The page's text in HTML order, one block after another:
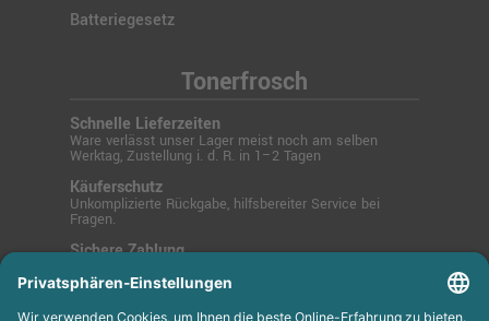
Batteriegesetz
Tonerfrosch
Schnelle Lieferzeiten
Ware verlässt unser Lager meist noch am selben
Werktag, Zustellung i. d. R. in 1–2 Tagen
Käuferschutz
Unkomplizierte Rückgabe, hilfsbereiter Service bei
Fragen.
Sichere Zahlung
oder Rechnung.